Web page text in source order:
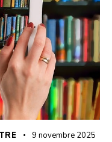
9 novembre 2025